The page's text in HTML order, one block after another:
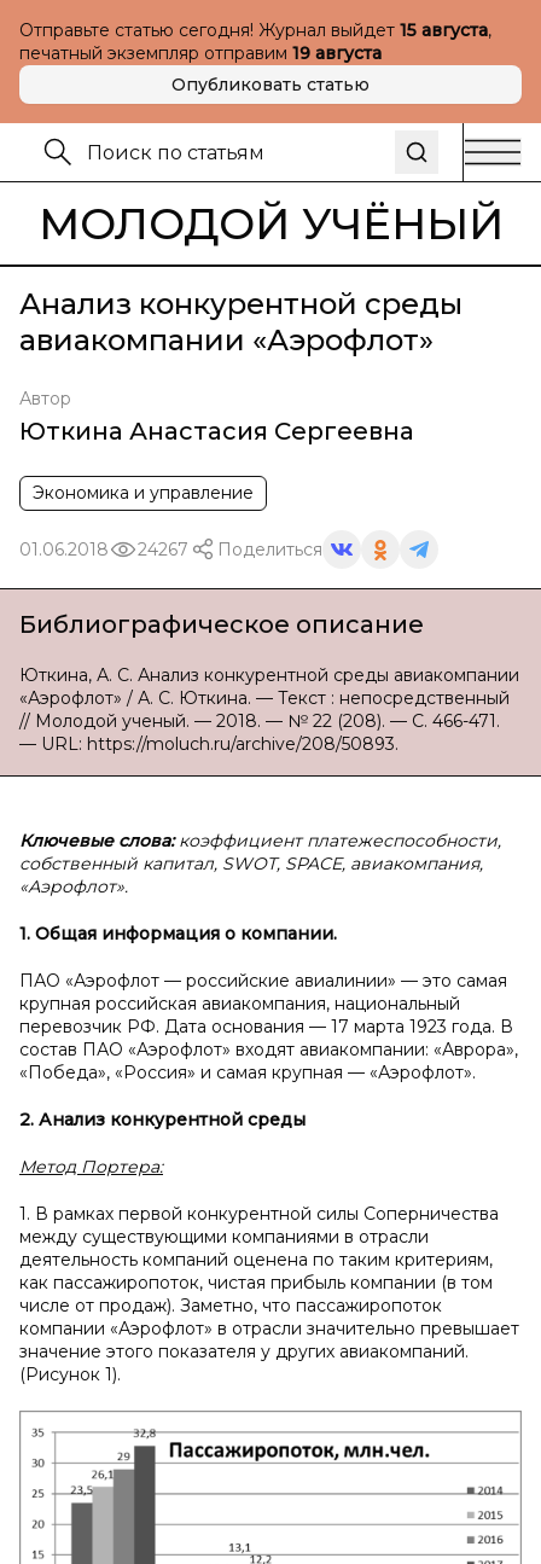
Отправьте статью сегодня! Журнал выйдет 15 августа,
печатный экземпляр отправим 19 августа
Опубликовать статью
МОЛОДОЙ УЧЁНЫЙ
Анализ конкурентной среды
авиакомпании «Аэрофлот»
Автор
Юткина Анастасия Сергеевна
Экономика и управление
01.06.2018 24267 Поделиться
Библиографическое описание
Юткина, А. С. Анализ конкурентной среды авиакомпании
«Аэрофлот» / А. С. Юткина. — Текст : непосредственный
// Молодой ученый. — 2018. — № 22 (208). — С. 466-471.
— URL: https://moluch.ru/archive/208/50893.
Ключевые слова: коэффициент платежеспособности,
собственный капитал, SWOT, SPACE, авиакомпания,
«Аэрофлот».
1. Общая информация о компании.
ПАО «Аэрофлот — российские авиалинии» — это самая
крупная российская авиакомпания, национальный
перевозчик РФ. Дата основания — 17 марта 1923 года. В
состав ПАО «Аэрофлот» входят авиакомпании: «Аврора»,
«Победа», «Россия» и самая крупная — «Аэрофлот».
2. Анализ конкурентной среды
Метод Портера:
1. В рамках первой конкурентной силы Соперничества
между существующими компаниями в отрасли
деятельность компаний оценена по таким критериям,
как пассажиропоток, чистая прибыль компании (в том
числе от продаж). Заметно, что пассажиропоток
компании «Аэрофлот» в отрасли значительно превышает
значение этого показателя у других авиакомпаний.
(Рисунок 1).